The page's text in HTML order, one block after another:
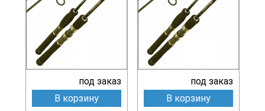
под заказ
В корзину
под заказ
В корзину